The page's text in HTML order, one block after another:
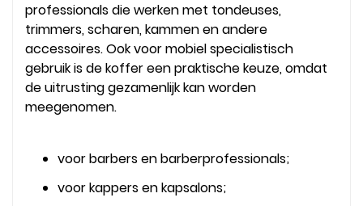
professionals die werken met tondeuses,
trimmers, scharen, kammen en andere
accessoires. Ook voor mobiel specialistisch
gebruik is de koffer een praktische keuze, omdat
de uitrusting gezamenlijk kan worden
meegenomen.
voor barbers en barberprofessionals;
voor kappers en kapsalons;